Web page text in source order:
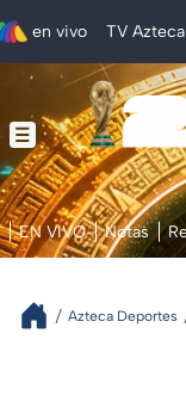
en vivo TV Azteca
EN VIVO Notas
Azteca Deportes